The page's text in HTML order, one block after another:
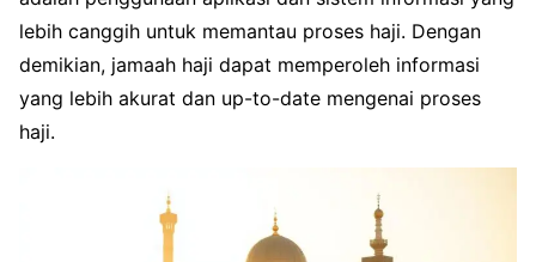
lebih canggih untuk memantau proses haji. Dengan
demikian, jamaah haji dapat memperoleh informasi
yang lebih akurat dan up-to-date mengenai proses
haji.